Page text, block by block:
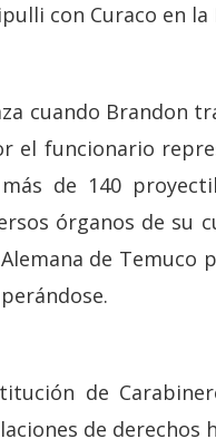
con Curaco en la
cuando Brandon
el funcionario
de 140
órganos de su
de
de
de derechos